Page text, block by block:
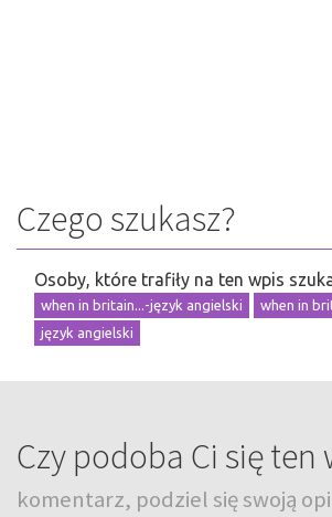
Czego szukasz?
Osoby, które trafiły na ten wpis
when in britain...-język angielski when in
język angielski
Czy podoba Ci się ten
komentarz, podziel się swoją